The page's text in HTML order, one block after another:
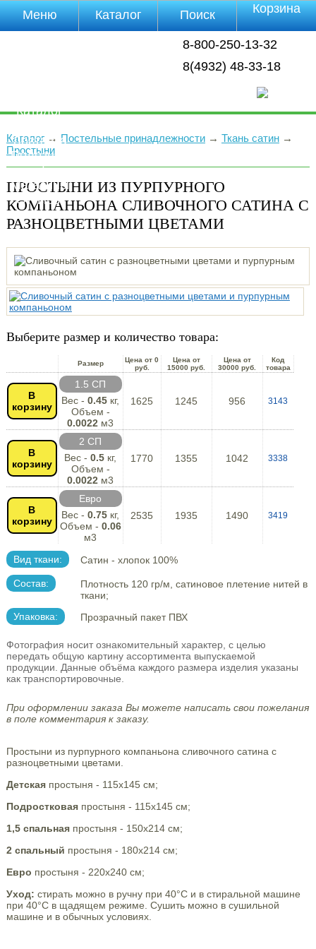
8-800-250-13-32
8(4932) 48-33-18
Каталог→ Постельные принадлежности→ Ткань сатин→
Простыни
ПРОСТЫНИ ИЗ ПУРПУРНОГО
КОМПАНЬОНА СЛИВОЧНОГО САТИНА С
РАЗНОЦВЕТНЫМИ ЦВЕТАМИ
Выберите размер и количество товара:
Размер
Цена от 0
руб.
Цена от
15000 руб.
Цена от
30000 руб.
Код
товара
В
корзину
1.5 СП
Вес -0.45 кг,
Объем -
0.0022 м3
1625 1245 956 3143
В
корзину
2 СП
Вес -0.5 кг,
Объем -
0.0022 м3
1770 1355 1042 3338
В
корзину
Евро
Вес -0.75 кг,
Объем - 0.06
м3
2535 1935 1490 3419
Вид ткани: Сатин - хлопок 100%
Состав:
Плотность 120 гр/м, сатиновое плетение нитей в
ткани;
Упаковка:
Прозрачный пакет ПВХ
Фотография носит ознакомительный характер, с целью
передать общую картину ассортимента выпускаемой
продукции. Данные объёма каждого размера изделия указаны
как транспортировочные.
При оформлении заказа Вы можете написать свои пожелания
в поле комментария к заказу.
Простыни из пурпурного компаньона сливочного сатина с
разноцветными цветами.
Детскаяпростыня - 115х145 см;
Подростковаяпростыня - 115х145 см;
1,5 спальнаяпростыня - 150х214 см;
2 спальный простыня - 180х214 см;
Евро простыня - 220х240 см;
Уход: стирать можно в ручну при 40°С и в стиральной машине
при 40°С в щадящем режиме. Сушить можно в сушильной
машине и в обычных условиях.
Меню
Каталог
Доставка
Полезная
инфа
Магазины
Отзывы
Видео
Каталог Поиск Корзина